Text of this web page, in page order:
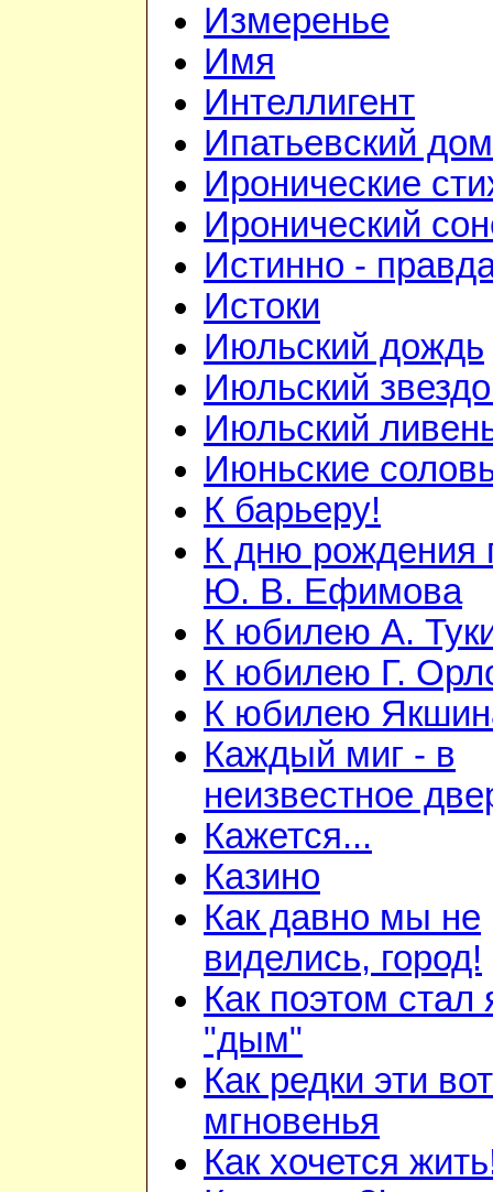
Измеренье
Имя
Интеллигент
Ипатьевский дом
Иронические
Иронический
Истинно -
Истоки
Июльский дождь
Июльский
Июльский
Июньские
К барьеру!
К дню рождения
Ю. В. Ефимова
К юбилею А.
К юбилею Г.
К юбилею
Каждый миг - в
неизвестное
Кажется...
Казино
Как давно мы не
виделись, город!
Как поэтом стал
"дым"
Как редки эти вот
мгновенья
Как хочется